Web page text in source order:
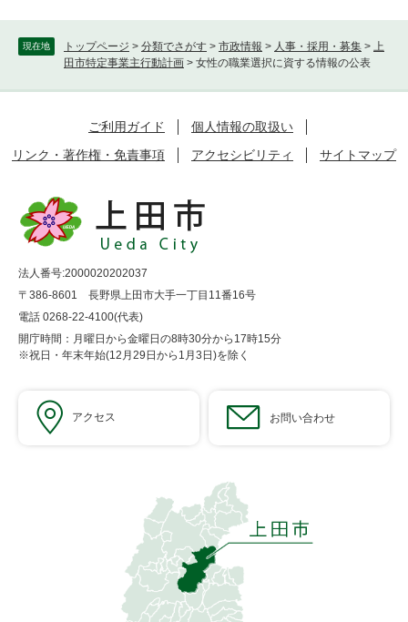
現在地 トップページ > 分類でさがす > 市政情報 > 人事・採用・募集 > 上
田市特定事業主行動計画 > 女性の職業選択に資する情報の公表
ご利用ガイド
個人情報の取扱い
リンク・著作権・免責事項
アクセシビリティ サイトマップ
法人番号:2000020202037
〒386-8601 長野県上田市大手一丁目11番16号
電話 0268-22-4100(代表)
開庁時間：月曜日から金曜日の8時30分から17時15分
※祝日・年末年始(12月29日から1月3日)を除く
アクセス お問い合わせ